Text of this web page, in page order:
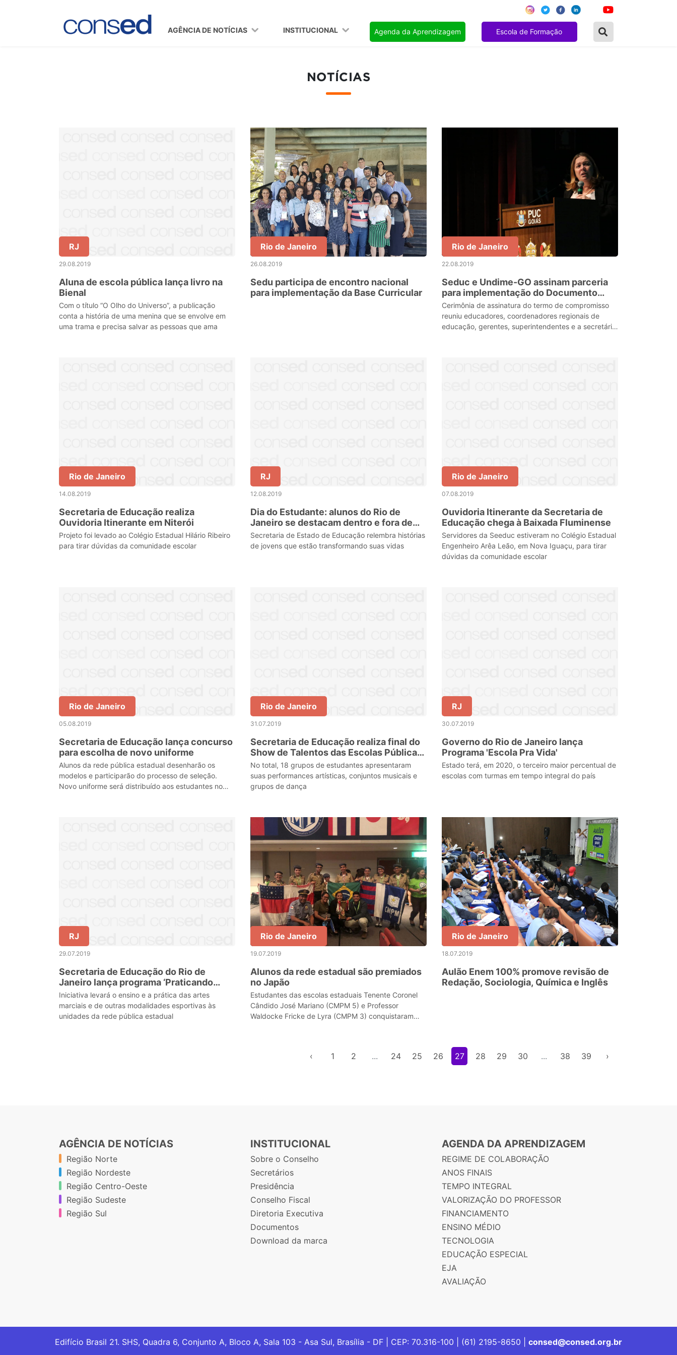
AGÊNCIA DE NOTÍCIAS INSTITUCIONAL Agenda da Aprendizagem Escola de Formação
NOTÍCIAS
RJ
29.08.2019
Aluna de escola pública lança livro na
Bienal
Com o título “O Olho do Universo”, a publicação
conta a história de uma menina que se envolve em
uma trama e precisa salvar as pessoas que ama
Rio de Janeiro
26.08.2019
Sedu participa de encontro nacional
para implementação da Base Curricular
Rio de Janeiro
22.08.2019
Seduc e Undime-GO assinam parceria
para implementação do Documento
Curricular em Goiás
Cerimônia de assinatura do termo de compromisso
reuniu educadores, coordenadores regionais de
educação, gerentes, superintendentes e a secretária
Rio de Janeiro
14.08.2019
Secretaria de Educação realiza
Ouvidoria Itinerante em Niterói
Projeto foi levado ao Colégio Estadual Hilário Ribeiro
para tirar dúvidas da comunidade escolar
RJ
12.08.2019
Dia do Estudante: alunos do Rio de
Janeiro se destacam dentro e fora de
sala de aula
Secretaria de Estado de Educação relembra histórias
de jovens que estão transformando suas vidas
Rio de Janeiro
07.08.2019
Ouvidoria Itinerante da Secretaria de
Educação chega à Baixada Fluminense
Servidores da Seeduc estiveram no Colégio Estadual
Engenheiro Arêa Leão, em Nova Iguaçu, para tirar
dúvidas da comunidade escolar
Rio de Janeiro
05.08.2019
Secretaria de Educação lança concurso
para escolha de novo uniforme
Alunos da rede pública estadual desenharão os
modelos e participarão do processo de seleção.
Novo uniforme será distribuído aos estudantes no
Rio de Janeiro
31.07.2019
Secretaria de Educação realiza final do
Show de Talentos das Escolas Públicas
Estaduais
No total, 18 grupos de estudantes apresentaram
suas performances artísticas, conjuntos musicais e
grupos de dança
RJ
30.07.2019
Governo do Rio de Janeiro lança
Programa 'Escola Pra Vida'
Estado terá, em 2020, o terceiro maior percentual de
escolas com turmas em tempo integral do país
RJ
29.07.2019
Secretaria de Educação do Rio de
Janeiro lança programa ‘Praticando
Educação’
Iniciativa levará o ensino e a prática das artes
marciais e de outras modalidades esportivas às
unidades da rede pública estadual
Rio de Janeiro
19.07.2019
Alunos da rede estadual são premiados
no Japão
Estudantes das escolas estaduais Tenente Coronel
Cândido José Mariano (CMPM 5) e Professor
Waldocke Fricke de Lyra (CMPM 3) conquistaram
Rio de Janeiro
18.07.2019
Aulão Enem 100% promove revisão de
Redação, Sociologia, Química e Inglês
‹ 1 2 ... 24 25 26 27 28 29 30 ... 38 39 ›
AGÊNCIA DE NOTÍCIAS
Região Norte
Região Nordeste
Região Centro-Oeste
Região Sudeste
Região Sul
INSTITUCIONAL
Sobre o Conselho
Secretários
Presidência
Conselho Fiscal
Diretoria Executiva
Documentos
Download da marca
AGENDA DA APRENDIZAGEM
REGIME DE COLABORAÇÃO
ANOS FINAIS
TEMPO INTEGRAL
VALORIZAÇÃO DO PROFESSOR
FINANCIAMENTO
ENSINO MÉDIO
TECNOLOGIA
EDUCAÇÃO ESPECIAL
EJA
AVALIAÇÃO
Edifício Brasil 21. SHS, Quadra 6, Conjunto A, Bloco A, Sala 103 - Asa Sul, Brasília - DF | CEP: 70.316-100 | (61) 2195-8650 | consed@consed.org.br